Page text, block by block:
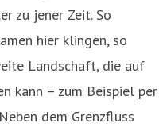
zu jener Zeit. So
hier klingen, so
Landschaft, die auf
kann – zum Beispiel per
dem Grenzfluss